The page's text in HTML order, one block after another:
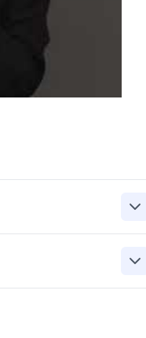
prowadzenia rekrutacji
dokumentach